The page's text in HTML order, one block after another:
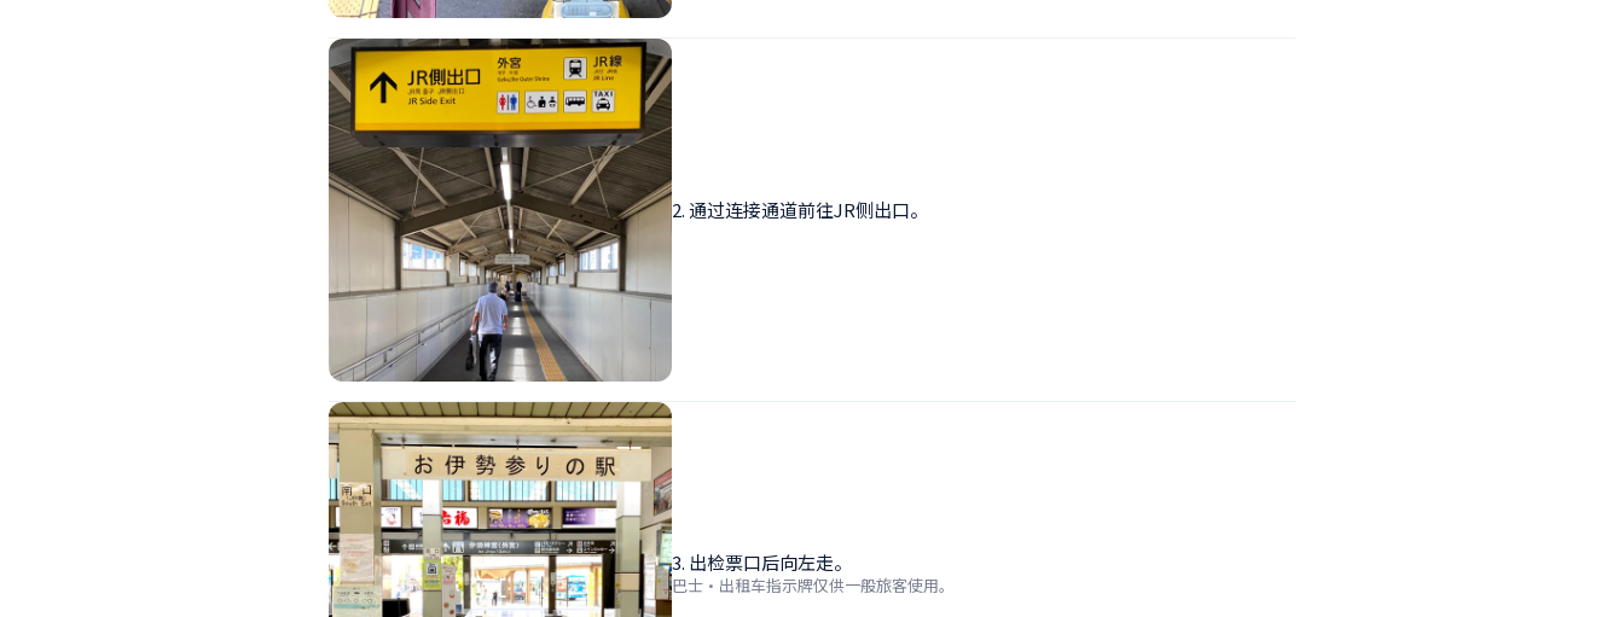
2. 通过连接通道前往JR侧出口。
3. 出检票口后向左走。
巴士・出租车指示牌仅供一般旅客使用。